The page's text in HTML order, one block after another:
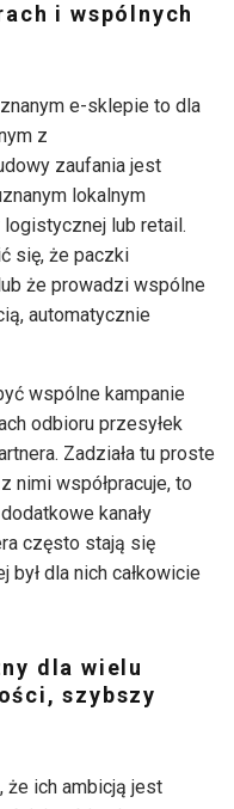
i wspólnych
e-sklepie to dla
z
zaufania jest
lokalnym
lub retail.
się, że paczki
że prowadzi wspólne
automatycznie
wspólne kampanie
odbioru przesyłek
Zadziała tu proste
nimi współpracuje, to
kanały
często stają się
dla nich całkowicie
dla wielu
szybszy
że ich ambicją jest